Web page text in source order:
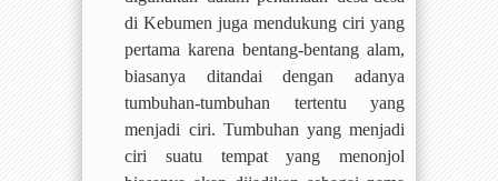
di Kebumen juga mendukung ciri yang
pertama karena bentang-bentang alam,
biasanya ditandai dengan adanya
tumbuhan-tumbuhan tertentu yang
menjadi ciri. Tumbuhan yang menjadi
ciri suatu tempat yang menonjol